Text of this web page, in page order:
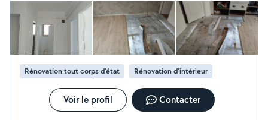
petite électricité ...). Le travail a été bien réalisé avec beaucoup
de confiance. Je n'hésiterai pas à la recontacter au besoin.
Rénovation tout corps d’état Rénovation d'intérieur
Voir le profil Contacter